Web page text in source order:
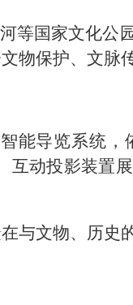
等国家文化公
物保护、文脉
能导览系统
动投影装置
与文物、历史